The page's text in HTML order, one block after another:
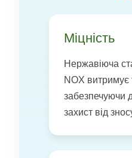
Міцність
Нержавіюча
NOX витримує
забезпечуючи
захист від